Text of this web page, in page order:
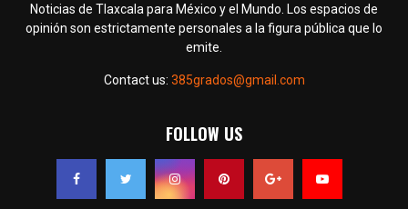
Noticias de Tlaxcala para México y el Mundo. Los espacios de
opinión son estrictamente personales a la figura pública que lo
emite.
Contact us: 385grados@gmail.com
FOLLOW US